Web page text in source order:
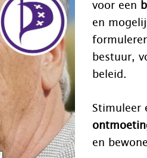
voor een
en
bestuur,
beleid.
Stimuleer
en